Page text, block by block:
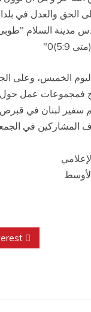
الحق والعدل في
مدينة السلام
اليوم الخميس،
فمجموعات عمل
سفير لبنان في
في